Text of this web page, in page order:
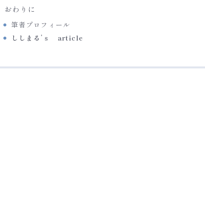
おわりに
筆者プロフィール
ししまる’ｓ article